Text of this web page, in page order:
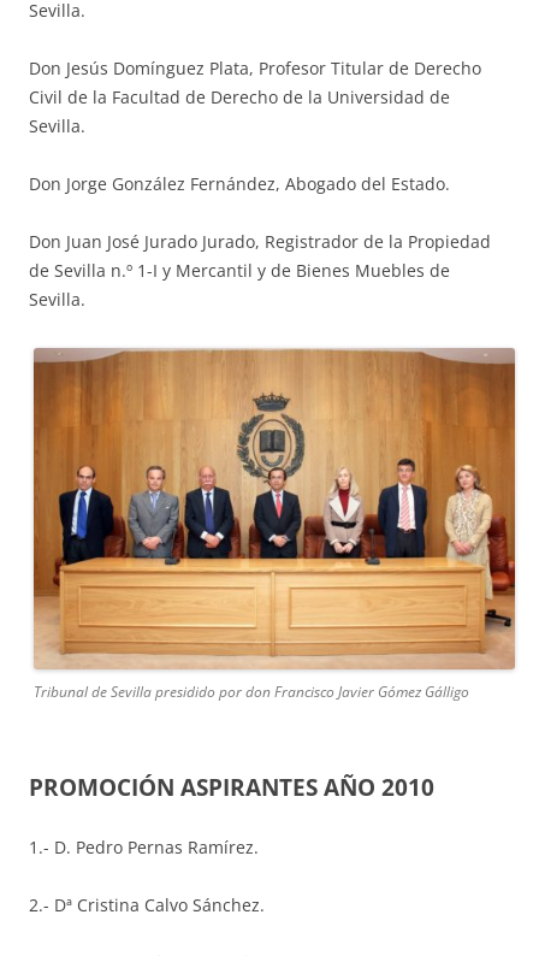
Sevilla.
Don Jesús Domínguez Plata, Profesor Titular de Derecho
Civil de la Facultad de Derecho de la Universidad de
Sevilla.
Don Jorge González Fernández, Abogado del Estado.
Don Juan José Jurado Jurado, Registrador de la Propiedad
de Sevilla n.º 1-I y Mercantil y de Bienes Muebles de
Sevilla.
Tribunal de Sevilla presidido por don Francisco Javier Gómez Gálligo
PROMOCIÓN ASPIRANTES AÑO 2010
1.- D. Pedro Pernas Ramírez.
2.- Dª Cristina Calvo Sánchez.